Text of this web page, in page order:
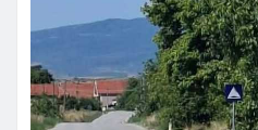
Radio Koprijan